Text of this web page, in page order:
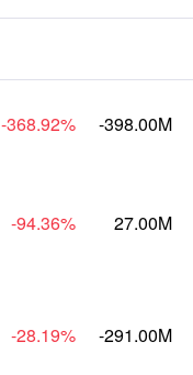
-368.92% -398.00M
-94.36% 27.00M
-28.19% -291.00M